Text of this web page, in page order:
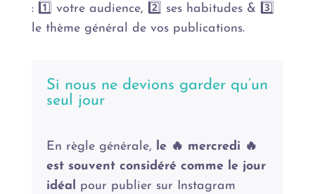
: 1️⃣ votre audience, 2️⃣ ses habitudes & 3️⃣
le thème général de vos publications.
Si nous ne devions garder qu’un
seul jour
En règle générale,
le 🔥 mercredi 🔥
est souvent considéré comme le jour
idéal
pour publier sur Instagram